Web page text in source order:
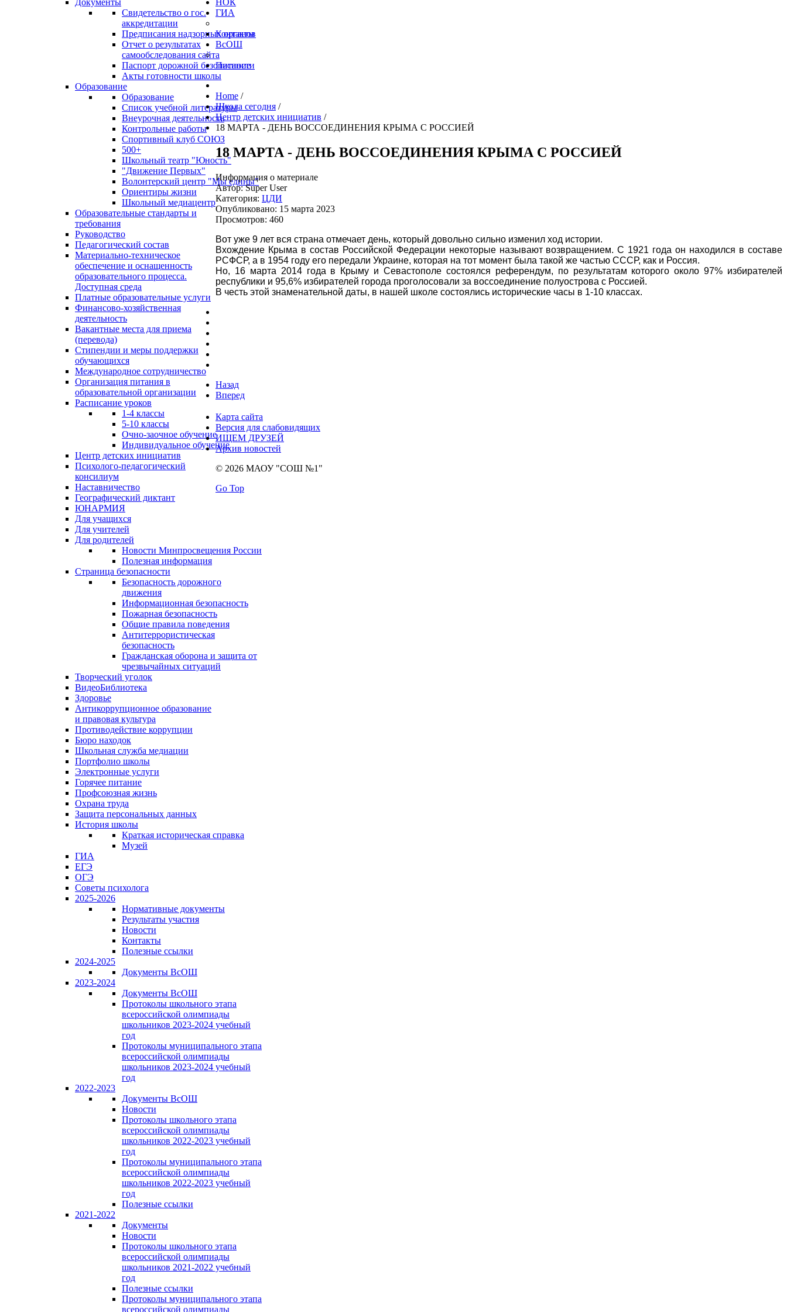
Документы
Свидетельство о гос.
аккредитации
Предписания надзорных органов
Отчет о результатах
самообследования сайта
Паспорт дорожной безопасности
Акты готовности школы
Образование
Образование
Список учебной литературы
Внеурочная деятельность
Контрольные работы
Спортивный клуб СОЮЗ
500+
Школьный театр "Юность"
"Движение Первых"
Волонтерский центр "Мы едины"
Ориентиры жизни
Школьный медиацентр
Образовательные стандарты и
требования
Руководство
Педагогический состав
Материально-техническое
обеспечение и оснащенность
образовательного процесса.
Доступная среда
Платные образовательные услуги
Финансово-хозяйственная
деятельность
Вакантные места для приема
(перевода)
Стипендии и меры поддержки
обучающихся
Международное сотрудничество
Организация питания в
образовательной организации
Расписание уроков
1-4 классы
5-10 классы
Очно-заочное обучение
Индивидуальное обучение
Центр детских инициатив
Психолого-педагогический
консилиум
Наставничество
Географический диктант
ЮНАРМИЯ
Для учащихся
Для учителей
Для родителей
Новости Минпросвещения России
Полезная информация
Страница безопасности
Безопасность дорожного
движения
Информационная безопасность
Пожарная безопасность
Общие правила поведения
Антитеррористическая
безопасность
Гражданская оборона и защита от
чрезвычайных ситуаций
Творческий уголок
ВидеоБиблиотека
Здоровье
Антикоррупционное образование
и правовая культура
Противодействие коррупции
Бюро находок
Школьная служба медиации
Портфолио школы
Электронные услуги
Горячее питание
Профсоюзная жизнь
Охрана труда
Защита персональных данных
История школы
Краткая историческая справка
Музей
НОК
ГИА
ГИА
ЕГЭ
ОГЭ
Советы психолога
Контакты
ВсОШ
2025-2026
Нормативные документы
Результаты участия
Новости
Контакты
Полезные ссылки
2024-2025
Документы ВсОШ
2023-2024
Документы ВсОШ
Протоколы школьного этапа
всероссийской олимпиады
школьников 2023-2024 учебный
год
Протоколы муниципального этапа
всероссийской олимпиады
школьников 2023-2024 учебный
год
2022-2023
Документы ВсОШ
Новости
Протоколы школьного этапа
всероссийской олимпиады
школьников 2022-2023 учебный
год
Протоколы муниципального этапа
всероссийской олимпиады
школьников 2022-2023 учебный
год
Полезные ссылки
2021-2022
Документы
Новости
Протоколы школьного этапа
всероссийской олимпиады
школьников 2021-2022 учебный
год
Полезные ссылки
Протоколы муниципального этапа
всероссийской олимпиады
Питание
Home /
Школа сегодня /
Центр детских инициатив /
18 МАРТА - ДЕНЬ ВОССОЕДИНЕНИЯ КРЫМА С РОССИЕЙ
18 МАРТА - ДЕНЬ ВОССОЕДИНЕНИЯ КРЫМА С РОССИЕЙ
Информация о материале
Автор:Super User
Категория: ЦДИ
Опубликовано: 15 марта 2023
Просмотров: 460
Вот уже 9 лет вся страна отмечает день, который довольно сильно изменил ход истории.
Вхождение Крыма в состав Российской Федерации некоторые называют возвращением. С 1921 года он находился в составе
РСФСР, а в 1954 году его передали Украине, которая на тот момент была такой же частью СССР, как и Россия.
Но, 16 марта 2014 года в Крыму и Севастополе состоялся референдум, по результатам которого около 97% избирателей
республики и 95,6% избирателей города проголосовали за воссоединение полуострова с Россией.
В честь этой знаменательной даты, в нашей школе состоялись исторические часы в 1-10 классах.
Назад
Вперед
Карта сайта
Версия для слабовидящих
ИЩЕМ ДРУЗЕЙ
Архив новостей
© 2026 МАОУ "СОШ №1"
Go Top